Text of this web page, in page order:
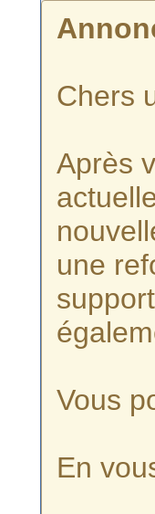
Chers
Après
une
Vous
En